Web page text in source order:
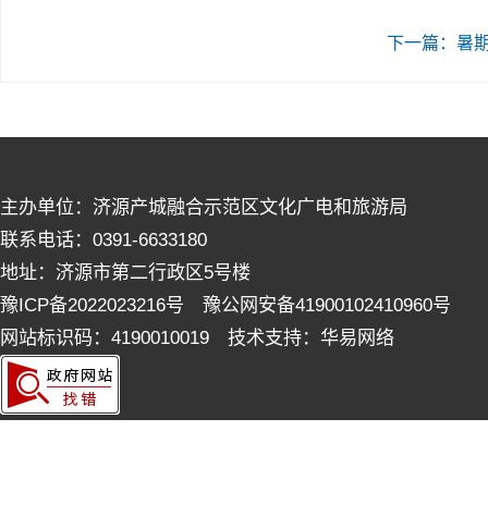
下一篇：暑
主办单位：济源产城融合示范区文化广电和旅游局
联系电话：0391-6633180
地址：济源市第二行政区5号楼
豫ICP备2022023216号 豫公网安备41900102410960号
网站标识码：4190010019 技术支持：华易网络